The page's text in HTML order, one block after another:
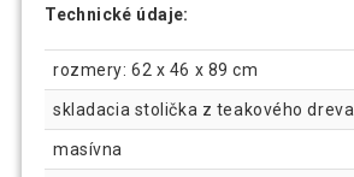
Technické údaje:
rozmery: 62 x 46 x 89 cm
skladacia stolička z teakového dreva
masívna